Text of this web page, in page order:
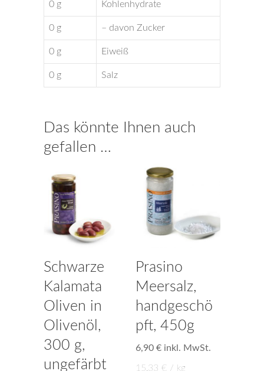
0 g Kohlenhydrate
0 g – davon Zucker
0 g Eiweiß
0 g Salz
Das könnte Ihnen auch
gefallen …
Schwarze
Kalamata
Oliven in
Olivenöl,
300 g,
ungefärbt
Prasino
Meersalz,
handgeschö
pft, 450g
6,90 € inkl. MwSt.
15,33 € / kg